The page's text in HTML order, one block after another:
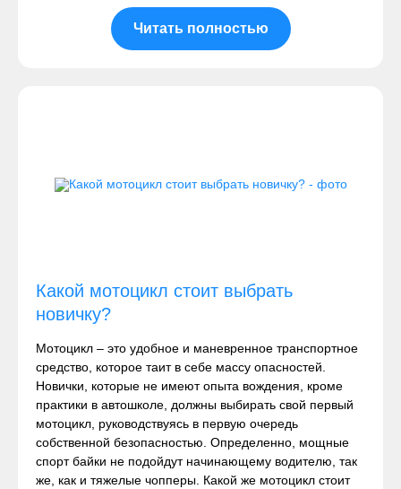
Читать полностью
Какой мотоцикл стоит выбрать
новичку?
Мотоцикл – это удобное и маневренное транспортное
средство, которое таит в себе массу опасностей.
Новички, которые не имеют опыта вождения, кроме
практики в автошколе, должны выбирать свой первый
мотоцикл, руководствуясь в первую очередь
собственной безопасностью. Определенно, мощные
спорт байки не подойдут начинающему водителю, так
же, как и тяжелые чопперы. Какой же мотоцикл стоит